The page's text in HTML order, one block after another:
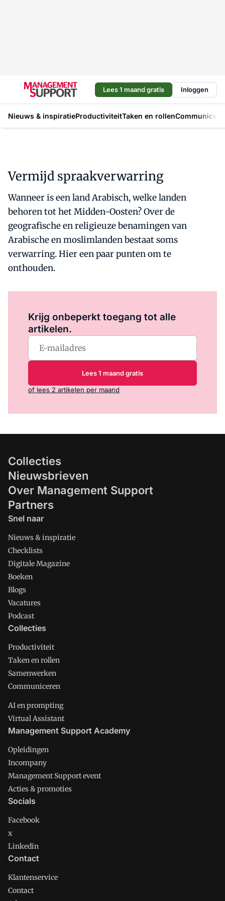
Lees 1 maand gratis Inloggen
Nieuws & inspiratieProductiviteitTaken en rollen
Vermijd spraakverwarring
Wanneer is een land Arabisch, welke landen
behoren tot het Midden-Oosten? Over de
geografische en religieuze benamingen van
Arabische en moslimlanden bestaat soms
verwarring. Hier een paar punten om te
onthouden.
Krijg onbeperkt toegang tot alle
artikelen.
Lees 1 maand gratis
of lees 2 artikelen per maand
Collecties
Nieuwsbrieven
Over Management Support
Partners
Snel naar
Nieuws & inspiratie
Checklists
Digitale Magazine
Boeken
Blogs
Vacatures
Podcast
Collecties
Productiviteit
Taken en rollen
Samenwerken
Communiceren
AI en prompting
Virtual Assistant
Management Support Academy
Opleidingen
Incompany
Management Support event
Acties & promoties
Socials
Facebook
x
Linkedin
Contact
Klantenservice
Contact